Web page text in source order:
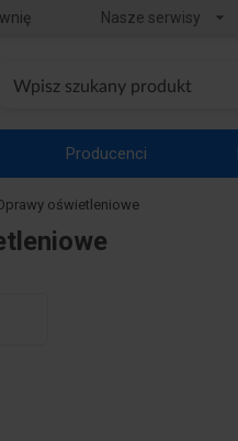
Nasze serwisy
Producenci
oświetleniowe